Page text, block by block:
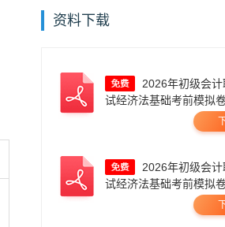
资料下载
试经济法基础考前模拟
试经济法基础考前模拟